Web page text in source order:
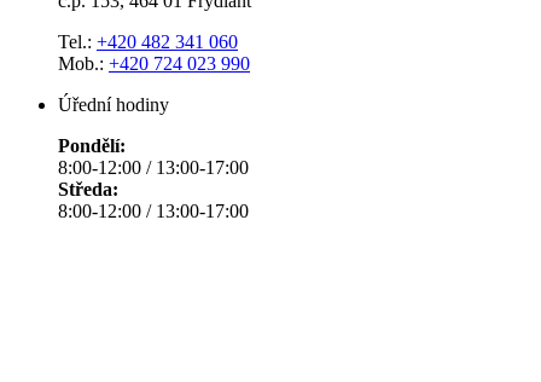
Tel.: +420 482 341 060
Mob.: +420 724 023 990
Úřední hodiny
Pondělí:
8:00-12:00 / 13:00-17:00
Středa:
8:00-12:00 / 13:00-17:00